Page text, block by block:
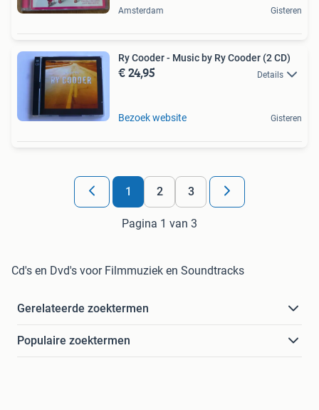
Amsterdam Gisteren
Ry Cooder - Music by Ry Cooder (2 CD)
€ 24,95 Details
Bezoek website Gisteren
1 2 3
Pagina 1 van 3
Cd's en Dvd's voor Filmmuziek en Soundtracks
Gerelateerde zoektermen
Populaire zoektermen